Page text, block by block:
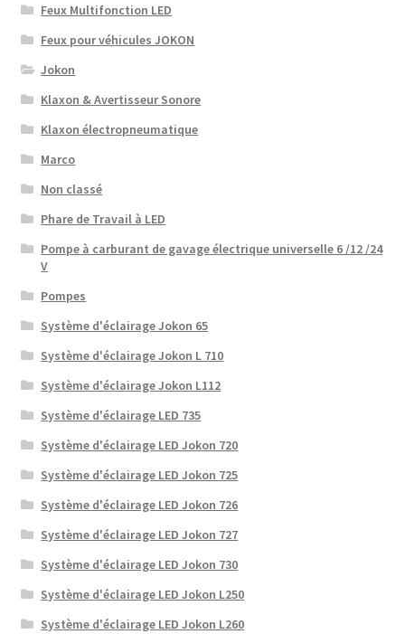
Feux Multifonction LED
Feux pour véhicules JOKON
Jokon
Klaxon & Avertisseur Sonore
Klaxon électropneumatique
Marco
Non classé
Phare de Travail à LED
Pompe à carburant de gavage électrique universelle 6 /12 /24
V
Pompes
Système d'éclairage Jokon 65
Système d'éclairage Jokon L 710
Système d'éclairage Jokon L112
Système d'éclairage LED 735
Système d'éclairage LED Jokon 720
Système d'éclairage LED Jokon 725
Système d'éclairage LED Jokon 726
Système d'éclairage LED Jokon 727
Système d'éclairage LED Jokon 730
Système d'éclairage LED Jokon L250
Système d'éclairage LED Jokon L260